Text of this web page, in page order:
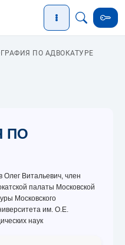
ПО АДВОКАТУРЕ
ПО
Витальевич, член
палаты Московской
Московского
им. О.Е.
наук